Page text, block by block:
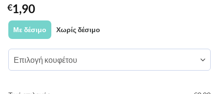
€1,90
Με δέσιμο Χωρίς δέσιμο